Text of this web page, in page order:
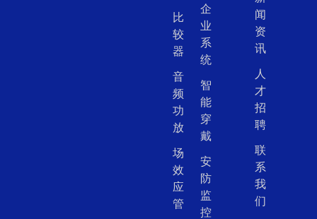
比
较
器
音
频
功
放
场
效
应
管
企
业
系
统
智
能
穿
戴
安
防
监
控
闻
资
讯
人
才
招
聘
联
系
我
们